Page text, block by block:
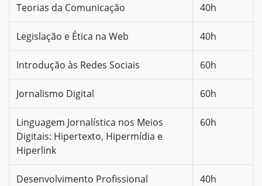
Teorias da Comunicação 40h
Legislação e Ética na Web 40h
Introdução às Redes Sociais 60h
Jornalismo Digital 60h
Linguagem Jornalística nos Meios
Digitais: Hipertexto, Hipermídia e
Hiperlink
60h
Desenvolvimento Profissional 40h